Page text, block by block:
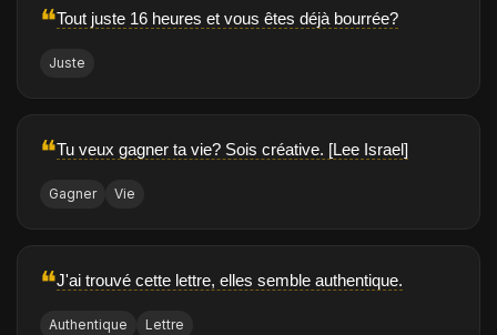
❝Tout juste 16 heures et vous êtes déjà bourrée?
Juste
❝Tu veux gagner ta vie? Sois créative. [Lee Israel]
Gagner Vie
❝J'ai trouvé cette lettre, elles semble authentique.
Authentique Lettre